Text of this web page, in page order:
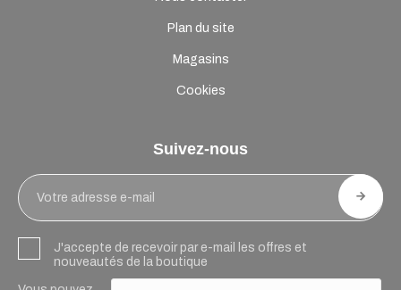
Plan du site
Magasins
Cookies
Suivez-nous
J'accepte de recevoir par e-mail les offres et
nouveautés de la boutique